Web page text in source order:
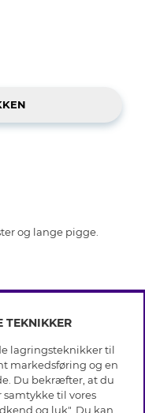
og lange pigge.
TEKNIKKER
lagringsteknikker til
markedsføring og en
Du bekræfter, at du
til vores
og luk". Du kan